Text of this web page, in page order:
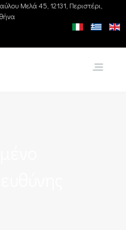
Mελά 45, 12131, Περιστέρι,